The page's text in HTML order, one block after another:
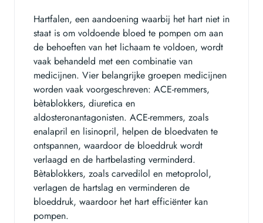
Hartfalen, een aandoening waarbij het hart niet in
staat is om voldoende bloed te pompen om aan
de behoeften van het lichaam te voldoen, wordt
vaak behandeld met een combinatie van
medicijnen. Vier belangrijke groepen medicijnen
worden vaak voorgeschreven: ACE-remmers,
bètablokkers, diuretica en
aldosteronantagonisten. ACE-remmers, zoals
enalapril en lisinopril, helpen de bloedvaten te
ontspannen, waardoor de bloeddruk wordt
verlaagd en de hartbelasting verminderd.
Bètablokkers, zoals carvedilol en metoprolol,
verlagen de hartslag en verminderen de
bloeddruk, waardoor het hart efficiënter kan
pompen.